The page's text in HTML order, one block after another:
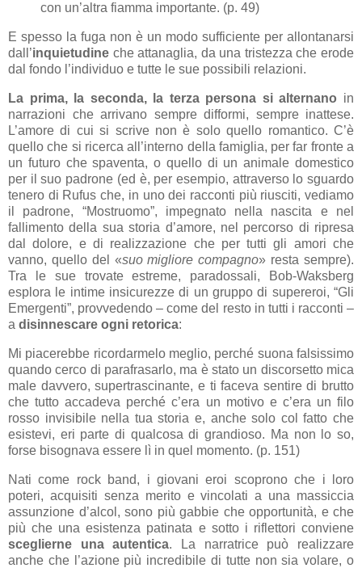
con un’altra fiamma importante. (p. 49)
E spesso la fuga non è un modo sufficiente per allontanarsi
dall’inquietudine che attanaglia, da una tristezza che erode
dal fondo l’individuo e tutte le sue possibili relazioni.
La prima, la seconda, la terza persona si alternano in
narrazioni che arrivano sempre difformi, sempre inattese.
L’amore di cui si scrive non è solo quello romantico. C’è
quello che si ricerca all’interno della famiglia, per far fronte a
un futuro che spaventa, o quello di un animale domestico
per il suo padrone (ed è, per esempio, attraverso lo sguardo
tenero di Rufus che, in uno dei racconti più riusciti, vediamo
il padrone, “Mostruomo”, impegnato nella nascita e nel
fallimento della sua storia d’amore, nel percorso di ripresa
dal dolore, e di realizzazione che per tutti gli amori che
vanno, quello del «suo migliore compagno» resta sempre).
Tra le sue trovate estreme, paradossali, Bob-Waksberg
esplora le intime insicurezze di un gruppo di supereroi, “Gli
Emergenti”, provvedendo – come del resto in tutti i racconti –
a disinnescare ogni retorica:
Mi piacerebbe ricordarmelo meglio, perché suona falsissimo
quando cerco di parafrasarlo, ma è stato un discorsetto mica
male davvero, supertrascinante, e ti faceva sentire di brutto
che tutto accadeva perché c’era un motivo e c’era un filo
rosso invisibile nella tua storia e, anche solo col fatto che
esistevi, eri parte di qualcosa di grandioso. Ma non lo so,
forse bisognava essere lì in quel momento. (p. 151)
Nati come rock band, i giovani eroi scoprono che i loro
poteri, acquisiti senza merito e vincolati a una massiccia
assunzione d’alcol, sono più gabbie che opportunità, e che
più che una esistenza patinata e sotto i riflettori conviene
sceglierne una autentica. La narratrice può realizzare
anche che l’azione più incredibile di tutte non sia volare, o